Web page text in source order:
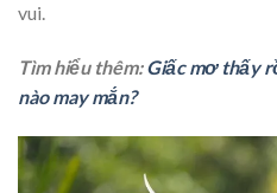
vui.
Tìm hiểu thêm:Giấc mơ thấy
nào may mắn?